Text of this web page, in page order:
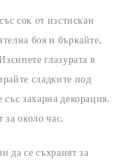
сок от изстискан
боя и бъркайте,
глазурата в
сладките под
захарна декорация.
за около час.
да се съхранят за